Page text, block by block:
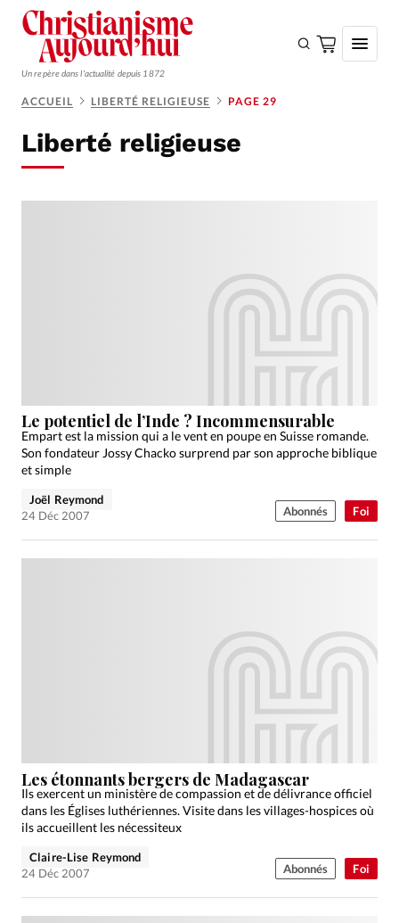
Un repère dans l'actualité depuis 1872
Monde
Devise:CHF
RUBRIQUES
Actualité internationale
Culture
Dossier
Eglises Foi Génération réveil
Monde
ACCUEIL LIBERTÉ RELIGIEUSE PAGE 29
Liberté religieuse
Foi
Le potentiel de l’Inde ? Incommensurable
Empart est la mission qui a le vent en poupe en Suisse romande.
Son fondateur Jossy Chacko surprend par son approche biblique
et simple
Joël Reymond
24 Déc 2007
Abonnés
Foi
Les étonnants bergers de Madagascar
Ils exercent un ministère de compassion et de délivrance officiel
dans les Églises luthériennes. Visite dans les villages-hospices où
ils accueillent les nécessiteux
Claire-Lise Reymond
24 Déc 2007
Abonnés